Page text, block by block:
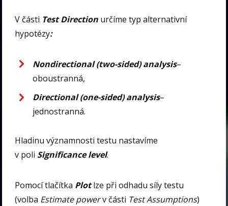
V části Test Direction určíme typ alternativní
hypotézy:
Nondirectional (two-sided) analysis–
oboustranná,
Directional (one-sided) analysis–
jednostranná.
Hladinu významnosti testu nastavíme
v poli Significance level.
Pomocí tlačítka Plotlze při odhadu síly testu
(volba Estimate powerv části Test Assumptions)